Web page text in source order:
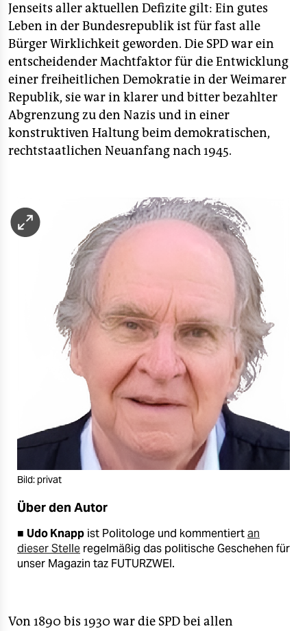
Jenseits aller aktuellen Defizite gilt: Ein gutes
Leben in der Bundesrepublik ist für fast alle
Bürger Wirklichkeit geworden. Die SPD war ein
entscheidender Machtfaktor für die Entwicklung
einer freiheitlichen Demokratie in der Weimarer
Republik, sie war in klarer und bitter bezahlter
Abgrenzung zu den Nazis und in einer
konstruktiven Haltung beim demokratischen,
rechtstaatlichen Neuanfang nach 1945.
Bild: privat
Über den Autor
■ Udo Knapp ist Politologe und kommentiertan
dieser Stelle regelmäßig das politische Geschehen für
unser Magazin taz FUTURZWEI.
Von 1890 bis 1930 war die SPD bei allen